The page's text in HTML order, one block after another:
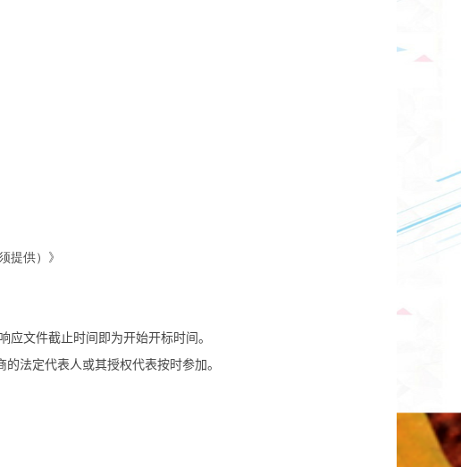
提供）》
应文件截止时间即为开始开标时间。
法定代表人或其授权代表按时参加。